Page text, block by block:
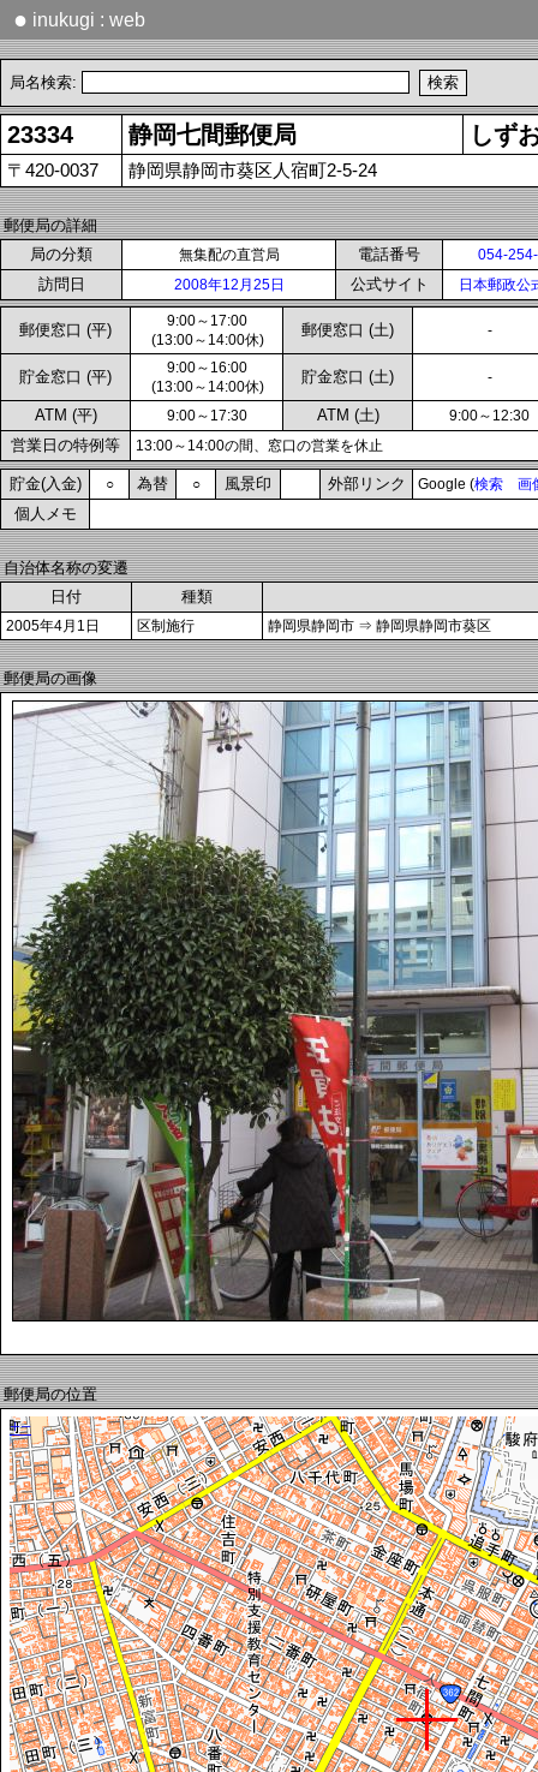
● inukugi : web
局名検索:
23334 静岡七間郵便局 しず
〒420-0037 静岡県静岡市葵区人宿町2-5-24
郵便局の詳細
局の分類
無集配の直営局 電話番号 054-
訪問日 2008年12月25日 公式サイト 日本郵政公
郵便窓口 (平)
9:00～17:00
(13:00～14:00休)
郵便窓口 (土) -
貯金窓口 (平)
9:00～16:00
(13:00～14:00休)
貯金窓口 (土) -
ATM (平) 9:00～17:30 ATM (土) 9:00～12:30
営業日の特例等 13:00～14:00の間、窓口の営業を休止
貯金(入金) ○ 為替 ○ 風景印 外部リンク Google (検索 画
個人メモ
自治体名称の変遷
日付
種類
2005年4月1日 区制施行 静岡県静岡市 ⇒ 静岡県静岡市葵区
郵便局の画像
郵便局の位置